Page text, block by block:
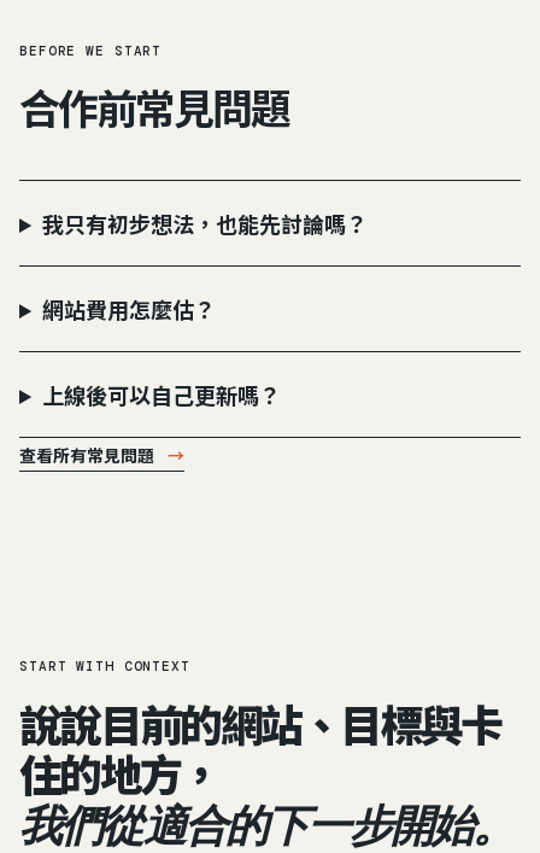
BEFORE WE START
合作前常見問題
我只有初步想法，也能先討論嗎？
網站費用怎麼估？
上線後可以自己更新嗎？
查看所有常見問題 →
START WITH CONTEXT
說說目前的網站、目標與卡
住的地方，
我們從適合的下一步開始。